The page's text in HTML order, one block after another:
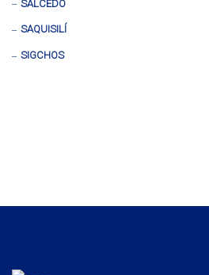
SALCEDO
SAQUISILÍ
SIGCHOS